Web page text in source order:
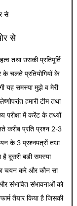
से
तथा उसकी प्रतिपूर्ति
के चलते प्रतियोगियों के
यह समस्या मुझे व मेरी
हमारी टीम तथा
परीक्षा में करेंट के तथ्यों
करीब प्रति प्रश्न 2-3
के 3 प्रश्नपत्रों तथा
दूसरी बडी समस्या
चयन करे और कौन सा
संभावित संभावनाओं को
तैयार किया है जिसकी